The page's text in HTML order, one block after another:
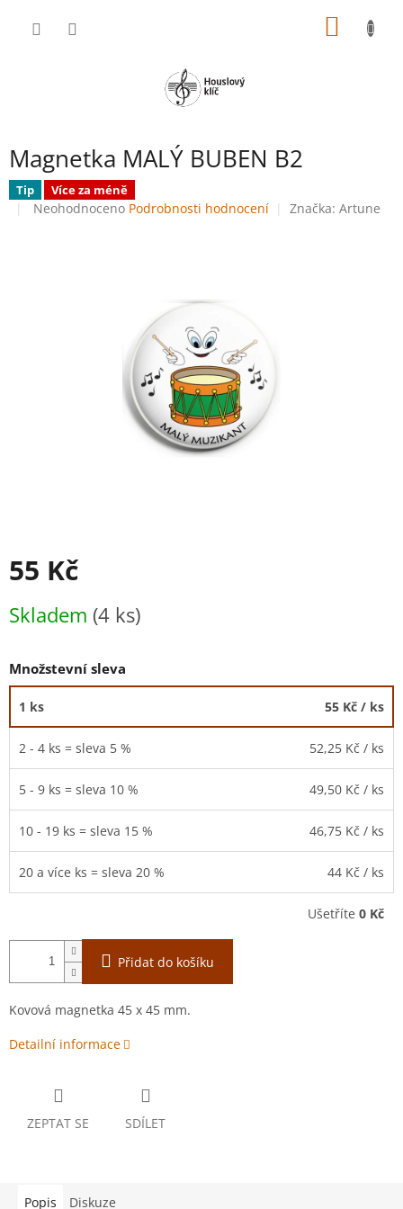
Magnetka MALÝ BUBEN B2
Tip Více za méně
Průměrné
Neohodnoceno Podrobnosti hodnocení Značka: Artune
55 Kč
cena:
Skladem (4 ks)
Množstevní sleva
1 ks 55 Kč / ks
2 - 4 ks = sleva 5 % 52,25 Kč / ks
5 - 9 ks = sleva 10 % 49,50 Kč / ks
10 - 19 ks = sleva 15 % 46,75 Kč / ks
20 a více ks = sleva 20 % 44 Kč / ks
Ušetříte 0 Kč
Přidat do košíku
Kovová magnetka 45 x 45 mm.
Detailní informace
ZEPTAT SE SDÍLET
Popis Diskuze